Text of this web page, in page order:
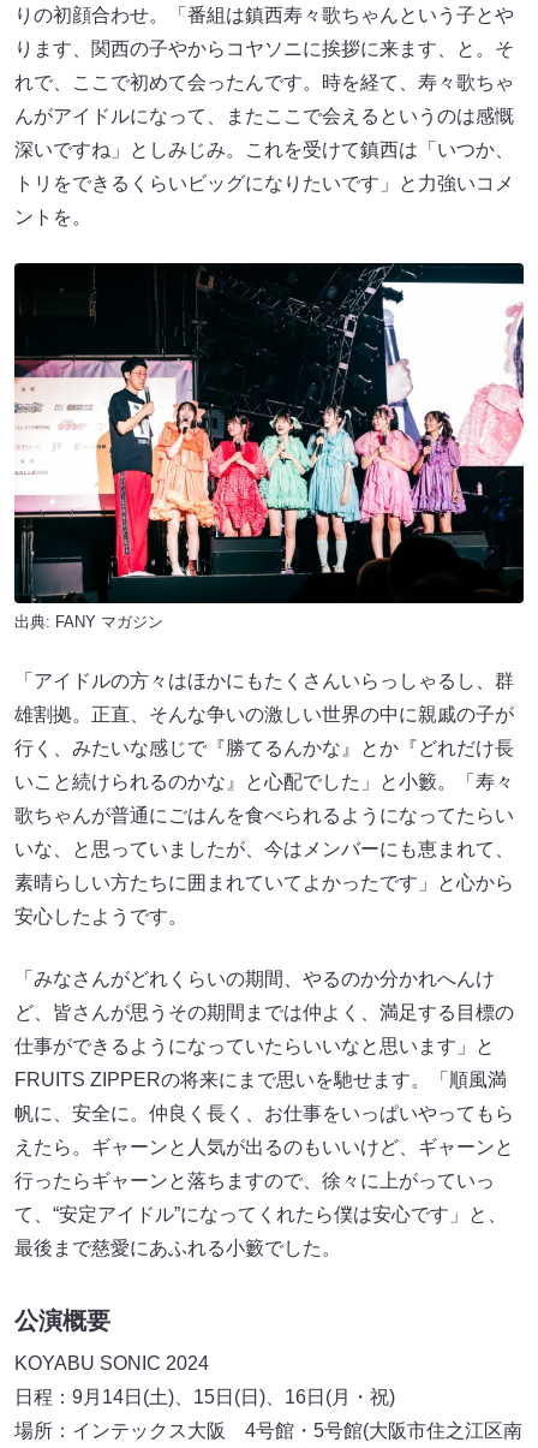
りの初顔合わせ。「番組は鎮西寿々歌ちゃんという子とや
ります、関西の子やからコヤソニに挨拶に来ます、と。そ
れで、ここで初めて会ったんです。時を経て、寿々歌ちゃ
んがアイドルになって、またここで会えるというのは感慨
深いですね」としみじみ。これを受けて鎮西は「いつか、
トリをできるくらいビッグになりたいです」と力強いコメ
ントを。
出典: FANY マガジン
「アイドルの方々はほかにもたくさんいらっしゃるし、群
雄割拠。正直、そんな争いの激しい世界の中に親戚の子が
行く、みたいな感じで『勝てるんかな』とか『どれだけ長
いこと続けられるのかな』と心配でした」と小籔。「寿々
歌ちゃんが普通にごはんを食べられるようになってたらい
いな、と思っていましたが、今はメンバーにも恵まれて、
素晴らしい方たちに囲まれていてよかったです」と心から
安心したようです。
「みなさんがどれくらいの期間、やるのか分かれへんけ
ど、皆さんが思うその期間までは仲よく、満足する目標の
仕事ができるようになっていたらいいなと思います」と
FRUITS ZIPPERの将来にまで思いを馳せます。「順風満
帆に、安全に。仲良く長く、お仕事をいっぱいやってもら
えたら。ギャーンと人気が出るのもいいけど、ギャーンと
行ったらギャーンと落ちますので、徐々に上がっていっ
て、“安定アイドル”になってくれたら僕は安心です」と、
最後まで慈愛にあふれる小籔でした。
公演概要
KOYABU SONIC 2024
日程：9月14日(土)、15日(日)、16日(月・祝)
場所：インテックス大阪 4号館・5号館(大阪市住之江区南